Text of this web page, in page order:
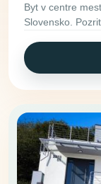
Byt v centre
Slovensko.